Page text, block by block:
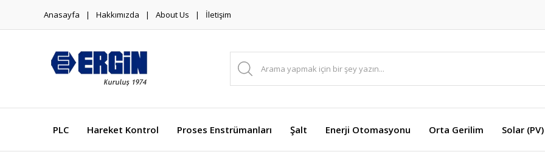
Anasayfa Hakkımızda About Us İletişim
PLC Hareket Kontrol Proses Enstrümanları Şalt Enerji Otomasyonu Orta Gerilim Solar (PV)